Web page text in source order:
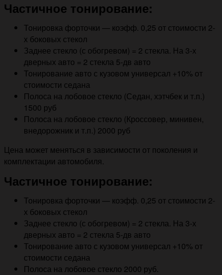
Частичное тонирование:
Тонировка форточки — коэфф. 0,25 от стоимости 2-
х боковых стекол
Заднее стекло (с обогревом) = 2 стекла. На 3-х
дверных авто = 2 стекла 5-дв авто
Тонирование авто с кузовом универсал +10% от
стоимости седана
Полоса на лобовое стекло (Седан, хэтчбек и т.п.)
1500 руб
Полоса на лобовое стекло (Кроссовер, минивен,
внедорожник и т.п.) 2000 руб
Цена может меняться в зависимости от поколения и
комплектации автомобиля.
Частичное тонирование:
Тонировка форточки — коэфф. 0,25 от стоимости 2-
х боковых стекол
Заднее стекло (с обогревом) = 2 стекла. На 3-х
дверных авто = 2 стекла 5-дв авто
Тонирование авто с кузовом универсал +10% от
стоимости седана
Полоса на лобовое стекло 2000 руб.